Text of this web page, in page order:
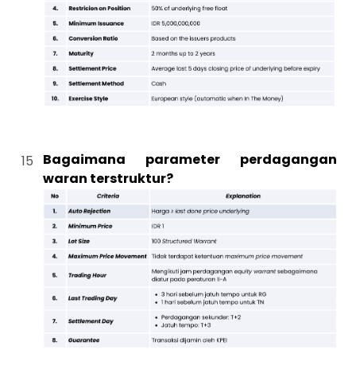
Bagaimana parameter perdagangan
waran terstruktur?